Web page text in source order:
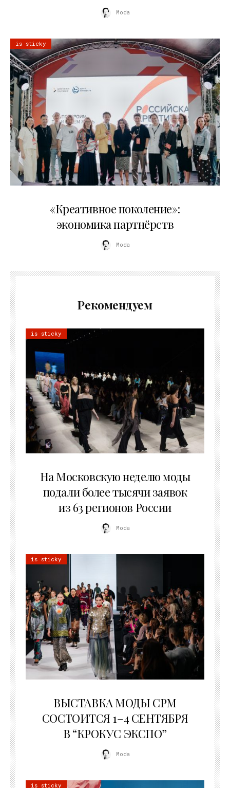
Moda
is sticky
«Креативное поколение»:
экономика партнёрств
Moda
Рекомендуем
is sticky
На Московскую неделю моды
подали более тысячи заявок
из 63 регионов России
Moda
is sticky
ВЫСТАВКА МОДЫ CPM
СОСТОИТСЯ 1–4 СЕНТЯБРЯ
В “КРОКУС ЭКСПО”
Moda
is sticky